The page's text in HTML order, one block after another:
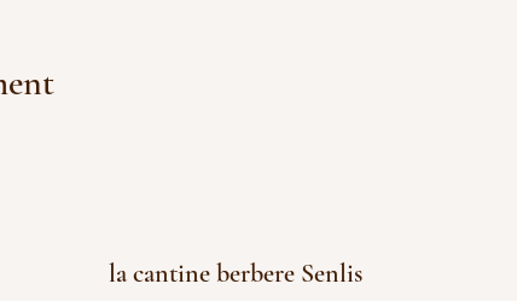
la cantine berbere Senlis